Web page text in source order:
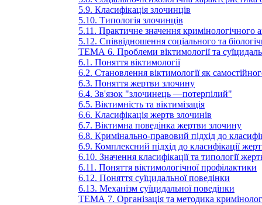
5.9. Класифікація злочинців
5.10. Типологія злочинців
5.11. Практичне значення кримінологічного
5.12. Співвідношення соціального та
ТЕМА 6. Проблеми віктимології та
6.1. Поняття віктимології
6.2. Становлення віктимології як
6.3. Поняття жертви злочину
6.4. Зв'язок "злочинець —потерпілий"
6.5. Віктимність та віктимізація
6.6. Класифікація жертв злочинів
6.7. Віктимна поведінка жертви злочину
6.8. Кримінально-правовий підхід до
6.9. Комплексний підхід до класифікації
6.10. Значення класифікації та типології
6.11. Поняття віктимологічної профілактики
6.12. Поняття суїцидальної поведінки
6.13. Механізм суїцидальної поведінки
ТЕМА 7. Організація та методика